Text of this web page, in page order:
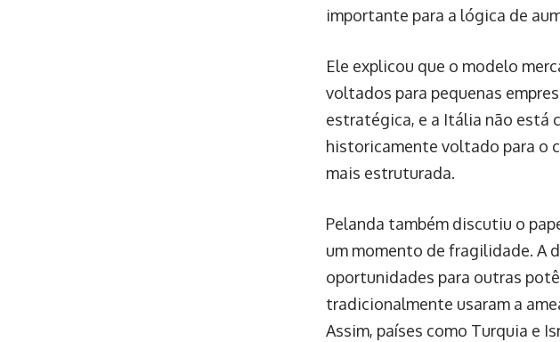
importante para a lógica de
Ele explicou que o modelo
voltados para pequenas
estratégica, e a Itália não está
historicamente voltado para o
mais estruturada.
Pelanda também discutiu o
um momento de fragilidade. A
oportunidades para outras
tradicionalmente usaram a
Assim, países como Turquia e